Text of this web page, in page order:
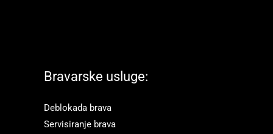
Bravarske usluge:
Deblokada brava
Servisiranje brava